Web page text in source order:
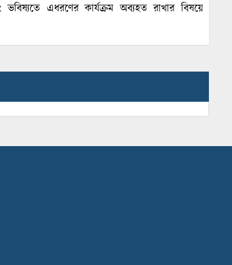
এধরণের কার্যক্রম অব্যহত রাখার বিষয়ে